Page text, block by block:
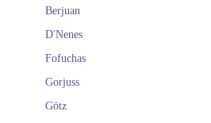
Berjuan
D'Nenes
Fofuchas
Gorjuss
Götz